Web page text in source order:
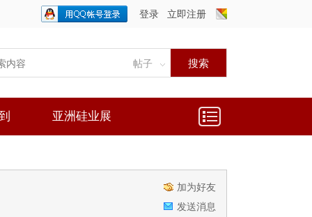
登录
立即注册
帖子 搜索
亚洲硅业展
加为好友
发送消息